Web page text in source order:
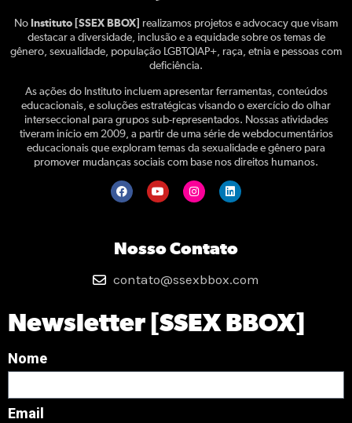
No Instituto [SSEX BBOX]
realizamos projetos e advocacy que visam
destacar a diversidade, inclusão e a equidade sobre os temas de
gênero, sexualidade, população LGBTQIAP+, raça, etnia e pessoas com
deficiência.
As ações do Instituto incluem apresentar ferramentas, conteúdos
educacionais, e soluções estratégicas visando o exercício do olhar
interseccional para grupos sub-representados. Nossas atividades
tiveram início em 2009, a partir de uma série de webdocumentários
educacionais que exploram temas da sexualidade e gênero para
promover mudanças sociais com base nos direitos humanos.
Nosso Contato
contato@ssexbbox.com
Newsletter [SSEX BBOX]
Nome
Email